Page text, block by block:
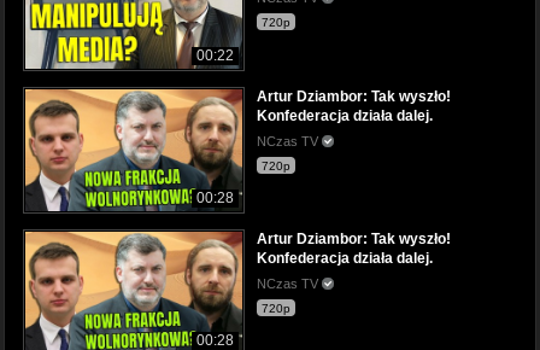
00:22
720p
00:28
Artur Dziambor: Tak wyszło!
Konfederacja działa dalej.
NCzas TV
720p
00:28
Artur Dziambor: Tak wyszło!
Konfederacja działa dalej.
NCzas TV
720p